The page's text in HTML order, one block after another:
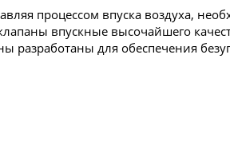
процессом впуска воздуха,
впускные высочайшего
для обеспечения